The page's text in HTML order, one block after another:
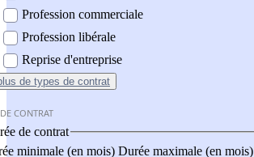
Profession commerciale
Profession libérale
Reprise d'entreprise
de types de contrat
CONTRAT
de contrat
minimale (en mois) Durée maximale (en mois)